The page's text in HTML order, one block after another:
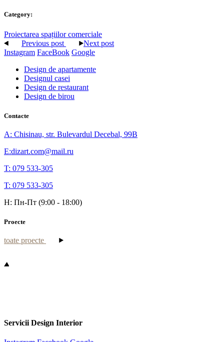
Category:
Proiectarea spațiilor comerciale
Previous post
Next post
Instagram FaceBook Google
Design de apartamente
Designul casei
Design de restaurant
Design de birou
Contacte
A: Chisinau, str. Bulevardul Decebal, 99B
E:dizart.com@mail.ru
T: 079 533-305
T: 079 533-305
H: Пн-Пт (9:00 - 18:00)
Proecte
toate proecte
Servicii Design Interior